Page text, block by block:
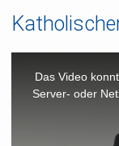
window.
Das Video
Server- oder